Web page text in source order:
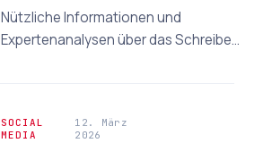
Nützliche Informationen und
Expertenanalysen über das Schreiben
SOCIAL
MEDIA
12. März
2026